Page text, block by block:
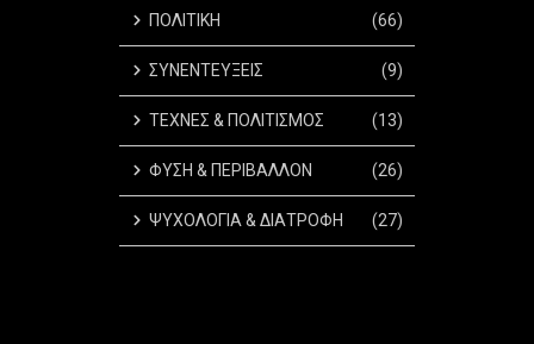
ΠΟΛΙΤΙΚΗ (66)
ΣΥΝΕΝΤΕΥΞΕΙΣ (9)
ΤΕΧΝΕΣ & ΠΟΛΙΤΙΣΜΟΣ (13)
ΦΥΣΗ & ΠΕΡΙΒΑΛΛΟΝ (26)
ΨΥΧΟΛΟΓΙΑ & ΔΙΑΤΡΟΦΗ (27)